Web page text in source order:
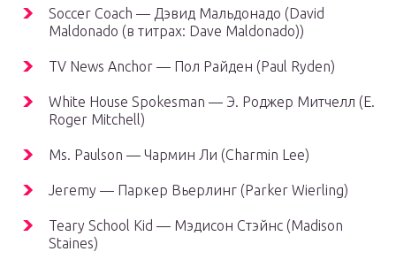
Soccer Coach — Дэвид Мальдонадо (David
Maldonado (в титрах: Dave Maldonado))
TV News Anchor — Пол Райден (Paul Ryden)
White House Spokesman — Э. Роджер Митчелл (E.
Roger Mitchell)
Ms. Paulson — Чармин Ли (Charmin Lee)
Jeremy — Паркер Вьерлинг (Parker Wierling)
Teary School Kid — Мэдисон Стэйнс (Madison
Staines)